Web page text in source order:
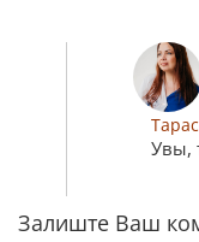
Увы,
Залиште Ваш